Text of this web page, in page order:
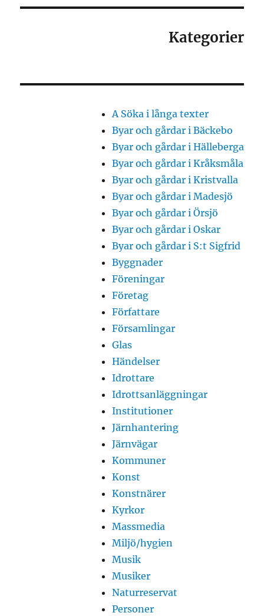
Kategorier
A Söka i långa texter
Byar och gårdar i Bäckebo
Byar och gårdar i Hälleberga
Byar och gårdar i Kråksmåla
Byar och gårdar i Kristvalla
Byar och gårdar i Madesjö
Byar och gårdar i Örsjö
Byar och gårdar i Oskar
Byar och gårdar i S:t Sigfrid
Byggnader
Föreningar
Företag
Författare
Församlingar
Glas
Händelser
Idrottare
Idrottsanläggningar
Institutioner
Järnhantering
Järnvägar
Kommuner
Konst
Konstnärer
Kyrkor
Massmedia
Miljö/hygien
Musik
Musiker
Naturreservat
Personer